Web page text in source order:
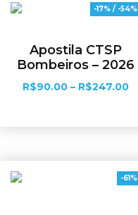
-17% / -54%
Apostila CTSP
Bombeiros – 2026
R$90.00 – R$247.00
-61%